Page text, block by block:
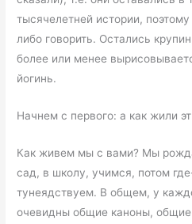
тысячелетней истории,
либо говорить. Остались
более или менее
йогинь.
Начнем с первого: а как жили
Как живем мы с вами? Мы
сад, в школу, учимся, потом
тунеядствуем. В общем, у
очевидны общие каноны,